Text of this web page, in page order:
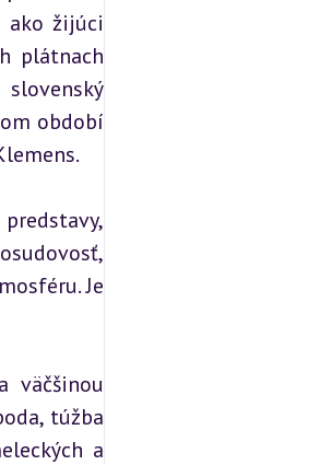
ako žijúci
plátnach
období
Je
väčšinou
túžba
a